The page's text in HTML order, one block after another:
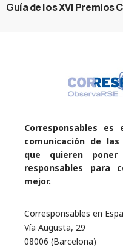
Guía de los XVI Premios
Corresponsables
comunicación de
que quieren
responsables para
mejor.
Corresponsables en
Vía Augusta, 29
08006 (Barcelona)